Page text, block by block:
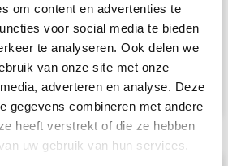
om content en advertenties te
voor social media te bieden
te analyseren. Ook delen we
van onze site met onze
adverteren en analyse. Deze
gegevens combineren met andere
heeft verstrekt of die ze hebben
uw gebruik van hun services.
vinden wat je
ons opvoor een advies